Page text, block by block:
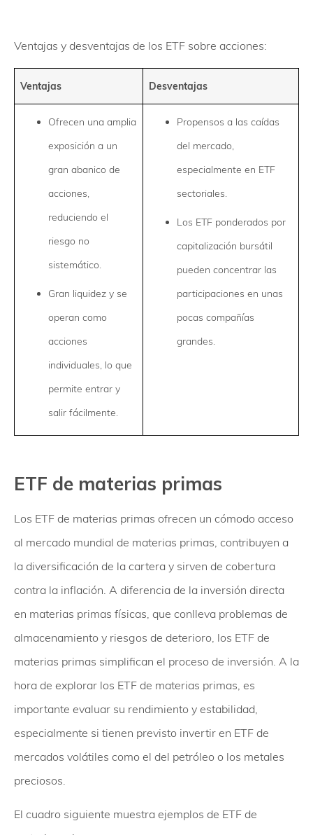
Ventajas y desventajas de los ETF sobre acciones:
Ventajas Desventajas
Ofrecen una amplia
exposición a un
gran abanico de
acciones,
reduciendo el
riesgo no
sistemático.
Gran liquidez y se
operan como
acciones
individuales, lo que
permite entrar y
salir fácilmente.
Propensos a las caídas
del mercado,
especialmente en ETF
sectoriales.
Los ETF ponderados por
capitalización bursátil
pueden concentrar las
participaciones en unas
pocas compañías
grandes.
ETF de materias primas
Los ETF de materias primas ofrecen un cómodo acceso
al mercado mundial de materias primas, contribuyen a
la diversificación de la cartera y sirven de cobertura
contra la inflación. A diferencia de la inversión directa
en materias primas físicas, que conlleva problemas de
almacenamiento y riesgos de deterioro, los ETF de
materias primas simplifican el proceso de inversión. A la
hora de explorar los ETF de materias primas, es
importante evaluar su rendimiento y estabilidad,
especialmente si tienen previsto invertir en ETF de
mercados volátiles como el del petróleo o los metales
preciosos.
El cuadro siguiente muestra ejemplos de ETF de